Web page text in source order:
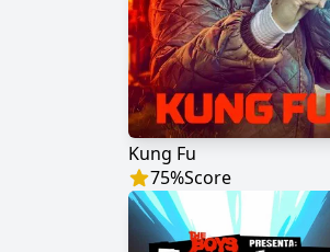
Kung Fu
75%Score